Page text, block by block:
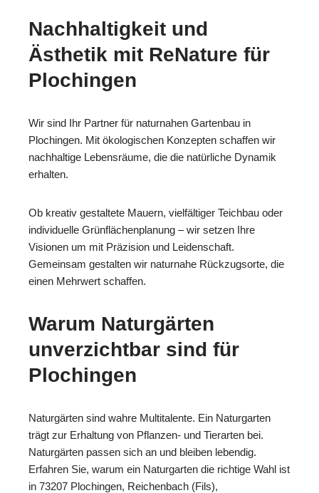
Nachhaltigkeit und
Ästhetik mit ReNature für
Plochingen
Wir sind Ihr Partner für naturnahen Gartenbau in
Plochingen. Mit ökologischen Konzepten schaffen wir
nachhaltige Lebensräume, die die natürliche Dynamik
erhalten.
Ob kreativ gestaltete Mauern, vielfältiger Teichbau oder
individuelle Grünflächenplanung – wir setzen Ihre
Visionen um mit Präzision und Leidenschaft.
Gemeinsam gestalten wir naturnahe Rückzugsorte, die
einen Mehrwert schaffen.
Warum Naturgärten
unverzichtbar sind für
Plochingen
Naturgärten sind wahre Multitalente. Ein Naturgarten
trägt zur Erhaltung von Pflanzen- und Tierarten bei.
Naturgärten passen sich an und bleiben lebendig.
Erfahren Sie, warum ein Naturgarten die richtige Wahl ist
in 73207 Plochingen, Reichenbach (Fils),